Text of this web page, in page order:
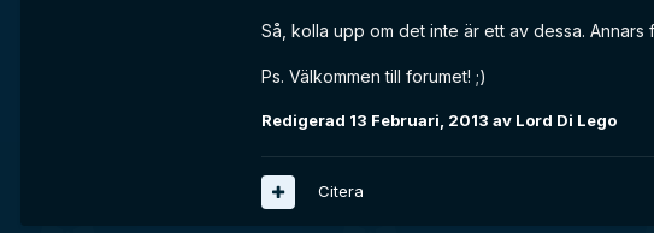
Så, kolla upp om det inte är ett av dessa.
Ps. Välkommen till forumet! ;)
Redigerad 13 Februari, 2013 av Lord Di Lego
Citera